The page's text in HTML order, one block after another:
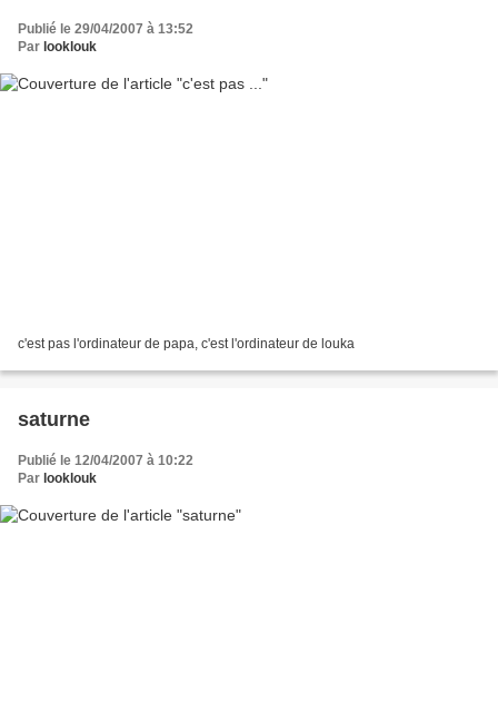
Publié le 29/04/2007 à 13:52
Par looklouk
c'est pas l'ordinateur de papa, c'est l'ordinateur de louka
saturne
Publié le 12/04/2007 à 10:22
Par looklouk